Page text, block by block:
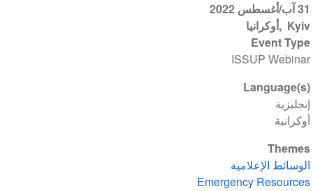
31 آب/أغسطس 2022
Kyiv أوكرانيا
Event Type
ISSUP Webinar
Language(s)
إنجليزية
أوكرانية
Themes
الوسائط الإعلامية
Emergency Resources